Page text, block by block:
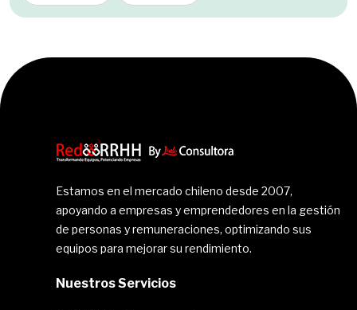
Estamos en el mercado chileno desde 2007,
apoyando a empresas y emprendedores en la gestión
de personas y remuneraciones, optimizando sus
equipos para mejorar su rendimiento.
Nuestros Servicios